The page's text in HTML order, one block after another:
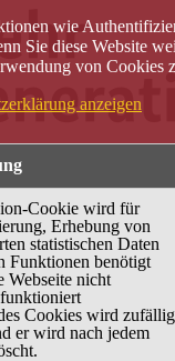
wie
Sie diese Website
von Cookies
anzeigen
Cookie wird für
Erhebung von
statistischen Daten
Funktionen benötigt
Webseite nicht
Cookies wird zufällig
er wird nach jedem